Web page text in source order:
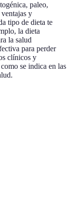
paleo,
y
tipo de dieta te
la dieta
la salud
para perder
clínicos y
se indica en las